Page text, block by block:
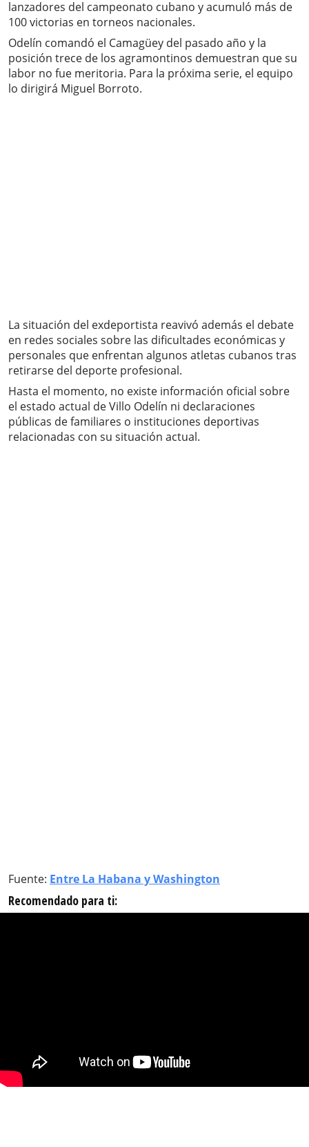
lanzadores del campeonato cubano y acumuló más de
100 victorias en torneos nacionales.
Odelín comandó el Camagüey del pasado año y la
posición trece de los agramontinos demuestran que su
labor no fue meritoria. Para la próxima serie, el equipo
lo dirigirá Miguel Borroto.
La situación del exdeportista reavivó además el debate
en redes sociales sobre las dificultades económicas y
personales que enfrentan algunos atletas cubanos tras
retirarse del deporte profesional.
Hasta el momento, no existe información oficial sobre
el estado actual de Villo Odelín ni declaraciones
públicas de familiares o instituciones deportivas
relacionadas con su situación actual.
Fuente: Entre La Habana y Washington
Recomendado para ti: